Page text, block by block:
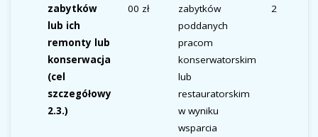
zabytków
lub ich
remonty lub
konserwacja
(cel
szczegółowy
2.3.)
00 zł
zabytków
poddanych
pracom
konserwatorskim
lub
restauratorskim
w wyniku
wsparcia
2